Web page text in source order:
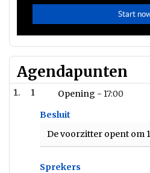
Agendapunten
1 Opening - 17:00
Besluit
De voorzitter opent om
Sprekers